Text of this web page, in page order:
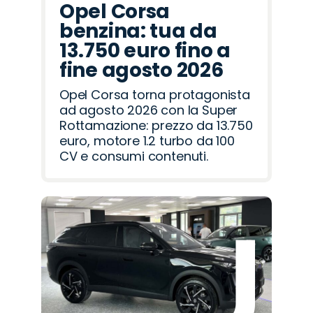
Opel Corsa
benzina: tua da
13.750 euro fino a
fine agosto 2026
Opel Corsa torna protagonista
ad agosto 2026 con la Super
Rottamazione: prezzo da 13.750
euro, motore 1.2 turbo da 100
CV e consumi contenuti.